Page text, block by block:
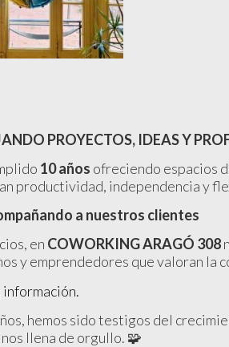
PROYECTOS, IDEAS Y
10 años ofreciendo espacios
productividad, independencia y
a nuestros clientes
en COWORKING ARAGÓ 308
y emprendedores que valoran la
información.
hemos sido testigos del
llena de orgullo. 🧩